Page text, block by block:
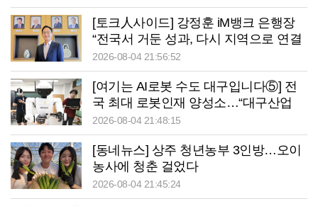
[토크人사이드] 강정훈 iM뱅크 은행장
“전국서 거둔 성과, 다시 지역으로 연결
할 것”
2026-08-04 21:56:52
[여기는 AI로봇 수도 대구입니다⑤] 전
국 최대 로봇인재 양성소…“대구산업
맞춤형 교육과정 만들자”
2026-08-04 21:48:15
[동네뉴스] 상주 청년농부 3인방…오이
농사에 청춘 걸었다
2026-08-04 21:45:24